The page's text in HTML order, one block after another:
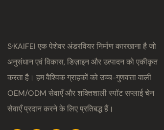
S·KAIFEI एक पेशेवर अंडरवियर निर्माण कारखाना है जो
अनुसंधान एवं विकास, डिज़ाइन और उत्पादन को एकीकृत
करता है। हम वैश्विक ग्राहकों को उच्च-गुणवत्ता वाली
OEM/ODM सेवाएँ और शक्तिशाली स्पॉट सप्लाई चेन
सेवाएँ प्रदान करने के लिए प्रतिबद्ध हैं।